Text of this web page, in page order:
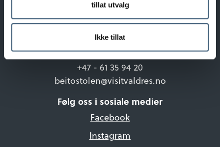
tillat utvalg
Ikke tillat
Kontaktinfo: post@visitbeitostolen.no
Beitostølen Turistinformasjon
+47 - 61 35 94 20
beitostolen@visitvaldres.no
Følg oss i sosiale medier
Facebook
Instagram